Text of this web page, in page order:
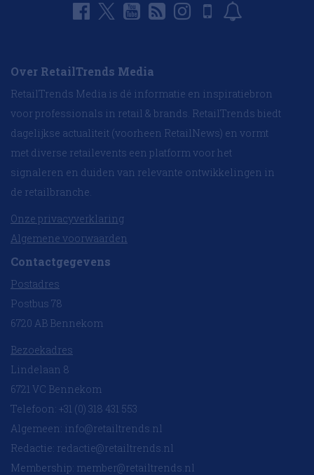
Over RetailTrends Media
RetailTrends Media is dé informatie en inspiratiebron
voor professionals in retail & brands. RetailTrends biedt
dagelijkse actualiteit (voorheen RetailNews) en vormt
met diverse retailevents een platform voor het
signaleren en duiden van relevante ontwikkelingen in
de retailbranche.
Onze privacyverklaring
Algemene voorwaarden
Contactgegevens
Postadres
Postbus 78
6720 AB Bennekom
Bezoekadres
Lindelaan 8
6721 VC Bennekom
Telefoon: +31 (0) 318 431 553
Algemeen: info@retailtrends.nl
Redactie: redactie@retailtrends.nl
Membership: member@retailtrends.nl